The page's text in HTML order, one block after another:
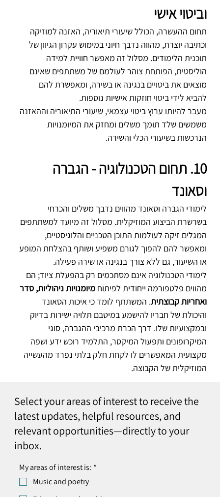
וביטוי אישי
תחום ההעשרה, הכולל שיעורי תיאוריה, האזנה למוזיקה
וכתיבה יוצרת, מהווה נדבך חיוני במימוש עקרון הגיוון של
תוכנית הלימודים. מסלול זה מאפשר חוויית למידה
הוליסטית, הפותחת צוהר לעולמם של משתתפים שאינם
מוצאים את ביטויים בנגינה או בשירה, ומאפשרת להם
להביא לידי ביטוי חוזקות אישיות נוספות.
מעבר להיותו ערוץ ביטוי עצמאי, שיעורי התיאוריה וההאזנה
משמשים שלד תומך משלים ומחזק את המיומנויות
הנרכשות בשיעורי הכלי והשירה.
10. תחום הטכנולוגיה - הגברה
וסאונד
לימודי הגברה וסאונד מהווים נדבך משלים והכרחי
בשרשרת הביצוע המוזיקלית. מסלול זה מיועד למשתתפים
המגלים זיקה לעולמות התוכן הטכניים והלוגיסטיים,
ומאפשר להם להפוך לגורם משפיע ושותף בהצלחת המופע
או השיעור, גם ללא צורך בנגינה או שירה פעילה.
לימודי הטכנולוגיה אינם מסתכמים רק בהפעלת ציוד; הם
מהווים פלטפורמה ייחודית לפיתוח מיומנויות ניהוליות, סדר
ואחריות קבוצתית. המשתתף לומד כי איכות הסאונד
והיכולת של חבריו להישמע במיטבם תלויה ישירות בדיוק
ובמקצועיות שלו. דרך הכרת מרכיבי ההגברה, סוגי
המיקרופונים ותפעול המיקסר, התלמיד רוכש ידע ושפה
מקצועית המאפשרים לו לקחת חלק בלתי נפרד מהעשייה
המוזיקלית של הקבוצה.
Select your areas of interest to receive the
latest updates, helpful resources, and
relevant opportunities—directly to your
inbox.
My areas of interest is: *
Music and poetry